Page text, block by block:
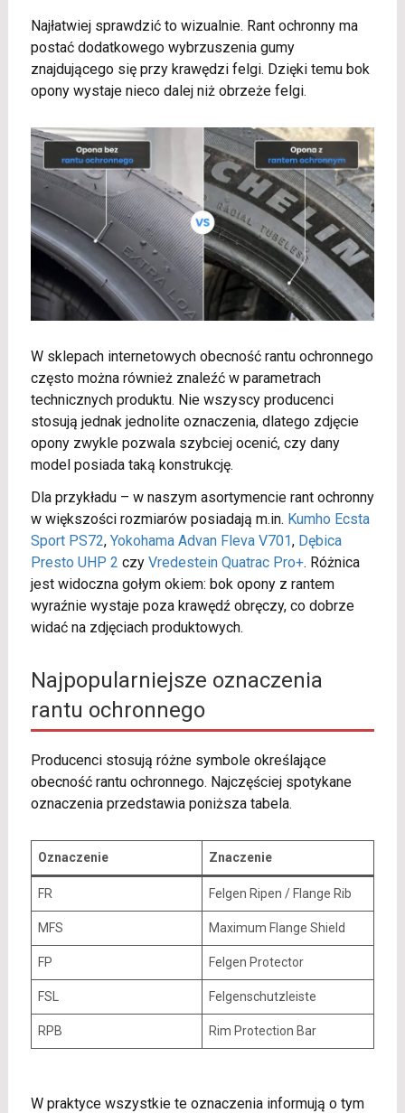
Najłatwiej sprawdzić to wizualnie. Rant ochronny ma
postać dodatkowego wybrzuszenia gumy
znajdującego się przy krawędzi felgi. Dzięki temu bok
opony wystaje nieco dalej niż obrzeże felgi.
W sklepach internetowych obecność rantu ochronnego
często można również znaleźć w parametrach
technicznych produktu. Nie wszyscy producenci
stosują jednak jednolite oznaczenia, dlatego zdjęcie
opony zwykle pozwala szybciej ocenić, czy dany
model posiada taką konstrukcję.
Dla przykładu – w naszym asortymencie rant ochronny
w większości rozmiarów posiadają m.in. Kumho Ecsta
Sport PS72, Yokohama Advan Fleva V701, Dębica
Presto UHP 2 czy Vredestein Quatrac Pro+. Różnica
jest widoczna gołym okiem: bok opony z rantem
wyraźnie wystaje poza krawędź obręczy, co dobrze
widać na zdjęciach produktowych.
Najpopularniejsze oznaczenia
rantu ochronnego
Producenci stosują różne symbole określające
obecność rantu ochronnego. Najczęściej spotykane
oznaczenia przedstawia poniższa tabela.
Oznaczenie Znaczenie
FR Felgen Ripen / Flange Rib
MFS Maximum Flange Shield
FP Felgen Protector
FSL Felgenschutzleiste
RPB Rim Protection Bar
W praktyce wszystkie te oznaczenia informują o tym